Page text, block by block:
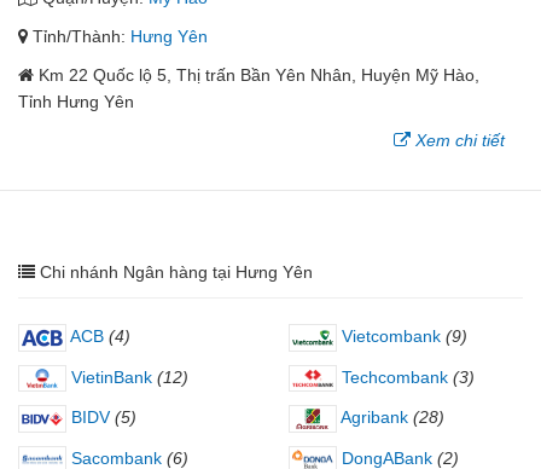
Tỉnh/Thành: Hưng Yên
Km 22 Quốc lộ 5, Thị trấn Bần Yên Nhân, Huyện Mỹ Hào,
Tỉnh Hưng Yên
Xem chi tiết
Chi nhánh Ngân hàng tại Hưng Yên
ACB (4) Vietcombank (9)
VietinBank (12) Techcombank (3)
BIDV (5) Agribank (28)
Sacombank (6) DongABank (2)